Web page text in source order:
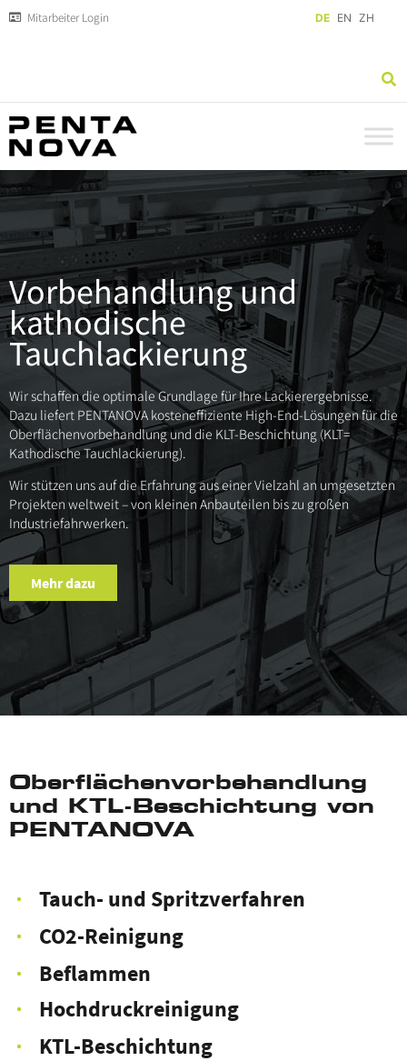
Mitarbeiter Login DE EN ZH
Vorbehandlung und
kathodische
Tauchlackierung
Wir schaffen die optimale Grundlage für Ihre Lackierergebnisse.
Dazu liefert PENTANOVA kosteneffiziente High-End-Lösungen für die
Oberflächenvorbehandlung und die KLT-Beschichtung (KLT=
Kathodische Tauchlackierung).
Wir stützen uns auf die Erfahrung aus einer Vielzahl an umgesetzten
Projekten weltweit – von kleinen Anbauteilen bis zu großen
Industriefahrwerken.
Mehr dazu
Oberflächenvorbehandlung
und KTL-Beschichtung von
PENTANOVA
Tauch- und Spritzverfahren
CO2-Reinigung
Beflammen
Hochdruckreinigung
KTL-Beschichtung